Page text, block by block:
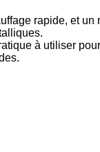
rapide, et
à utiliser